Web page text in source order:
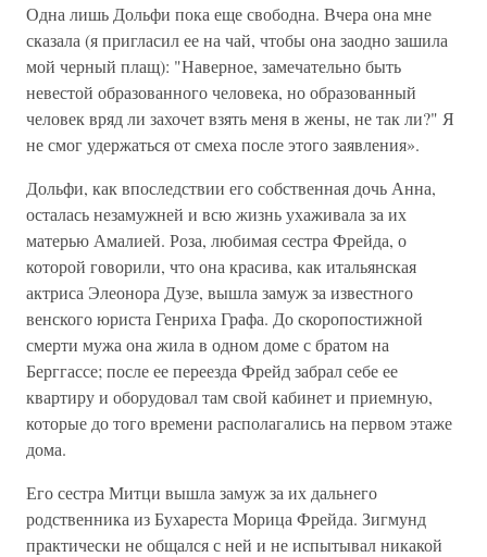
Одна лишь Дольфи пока еще свободна. Вчера она мне
сказала (я пригласил ее на чай, чтобы она заодно зашила
мой черный плащ): "Наверное, замечательно быть
невестой образованного человека, но образованный
человек вряд ли захочет взять меня в жены, не так ли?" Я
не смог удержаться от смеха после этого заявления».
Дольфи, как впоследствии его собственная дочь Анна,
осталась незамужней и всю жизнь ухаживала за их
матерью Амалией. Роза, любимая сестра Фрейда, о
которой говорили, что она красива, как итальянская
актриса Элеонора Дузе, вышла замуж за известного
венского юриста Генриха Графа. До скоропостижной
смерти мужа она жила в одном доме с братом на
Берггассе; после ее переезда Фрейд забрал себе ее
квартиру и оборудовал там свой кабинет и приемную,
которые до того времени располагались на первом этаже
дома.
Его сестра Митци вышла замуж за их дальнего
родственника из Бухареста Морица Фрейда. Зигмунд
практически не общался с ней и не испытывал никакой